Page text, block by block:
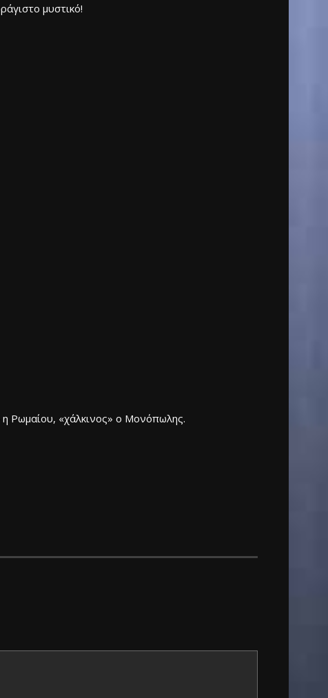
μυστικό!
Ρωμαίου, «χάλκινος» ο Μονόπωλης.